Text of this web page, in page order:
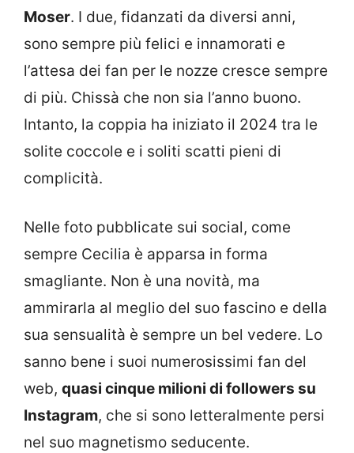
Moser. I due, fidanzati da diversi anni,
sono sempre più felici e innamorati e
l’attesa dei fan per le nozze cresce sempre
di più. Chissà che non sia l’anno buono.
Intanto, la coppia ha iniziato il 2024 tra le
solite coccole e i soliti scatti pieni di
complicità.
Nelle foto pubblicate sui social, come
sempre Cecilia è apparsa in forma
smagliante. Non è una novità, ma
ammirarla al meglio del suo fascino e della
sua sensualità è sempre un bel vedere. Lo
sanno bene i suoi numerosissimi fan del
web, quasi cinque milioni di followers su
Instagram, che si sono letteralmente persi
nel suo magnetismo seducente.